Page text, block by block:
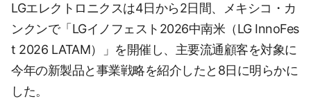
LGエレクトロニクスは4日から2日間、メキシコ・カ
ンクンで「LGイノフェスト2026中南米（LG InnoFes
t 2026 LATAM）」を開催し、主要流通顧客を対象に
今年の新製品と事業戦略を紹介したと8日に明らかに
した。